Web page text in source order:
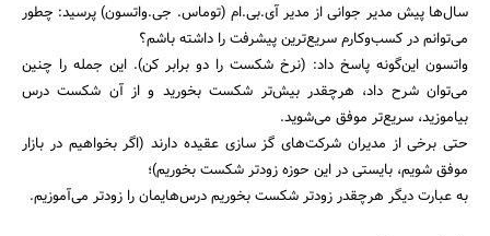
سال‌ها پیش مدیر جوانی از مدیر آی.بی.ام (توماس. جی.واتسون) پرسید: چطور
می‌توانم در کسب‌وکارم سریع‌ترین پیشرفت را داشته باشم؟
واتسون این‌گونه پاسخ داد: (نرخ شکست را دو برابر کن). این جمله را چنین
می‌توان شرح داد، هرچقدر بیش‌تر شکست بخورید و از آن شکست درس
بیاموزید، سریع‌تر موفق می‌شوید.
حتی برخی از مدیران شرکت‌های گز سازی عقیده دارند (اگر بخواهیم در بازار
موفق شویم، بایستی در این حوزه زودتر شکست بخوریم)؛
به عبارت دیگر هرچقدر زودتر شکست بخوریم درس‌هایمان را زودتر می‌آموزیم.